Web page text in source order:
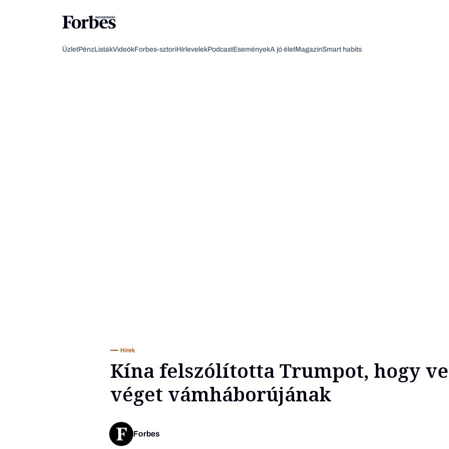
ÜzletPénzListákVideókForbes-sztoriHírlevelekPodcastEseményekA jó életMagazinSmart habits
Hírek
Kína felszólította Trumpot, hogy
véget vámháborújának
Forbes